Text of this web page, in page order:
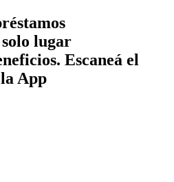
lugar
Escaneá el
App